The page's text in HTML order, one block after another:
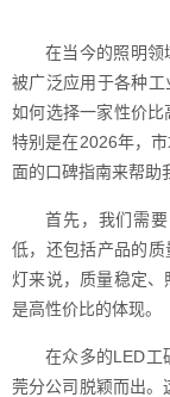
在当今的照明领
被广泛应用于各种工
如何选择一家性价比
特别是在2026年，
面的口碑指南来帮助
首先，我们需
低，还包括产品的
灯来说，质量稳定
是高性价比的体现。
在众多的LED工
莞分公司脱颖而出。